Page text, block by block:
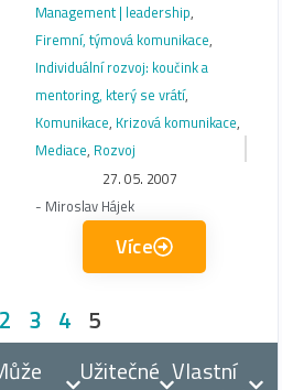
Management | leadership,
Firemní, týmová komunikace,
Individuální rozvoj: koučink a
mentoring, který se vrátí,
Komunikace, Krizová komunikace,
Mediace, Rozvoj
27. 05. 2007
- Miroslav Hájek
Více
2 3 4 5
Užitečné Vlastní